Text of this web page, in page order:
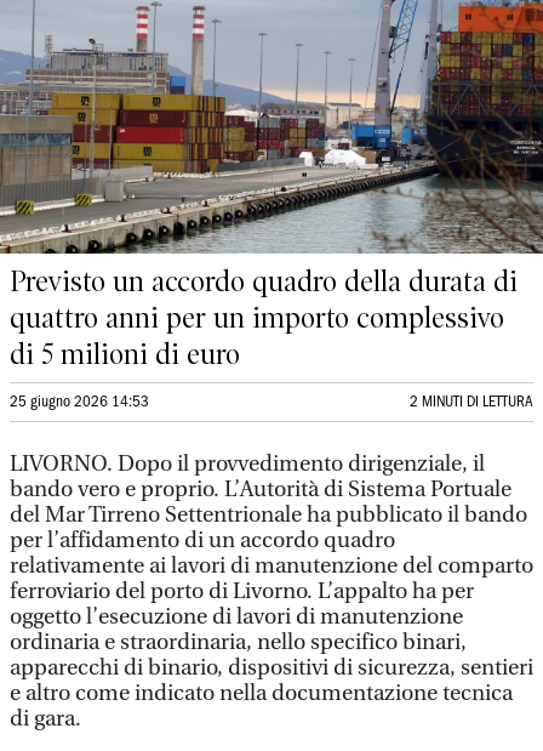
Previsto un accordo quadro della durata di
quattro anni per un importo complessivo
di 5 milioni di euro
25 giugno 2026 14:53 2 MINUTI DI LETTURA
LIVORNO. Dopo il provvedimento dirigenziale, il
bando vero e proprio. L’Autorità di Sistema Portuale
del Mar Tirreno Settentrionale ha pubblicato il bando
per l’affidamento di un accordo quadro
relativamente ai lavori di manutenzione del comparto
ferroviario del porto di Livorno. L’appalto ha per
oggetto l’esecuzione di lavori di manutenzione
ordinaria e straordinaria, nello specifico binari,
apparecchi di binario, dispositivi di sicurezza, sentieri
e altro come indicato nella documentazione tecnica
di gara.